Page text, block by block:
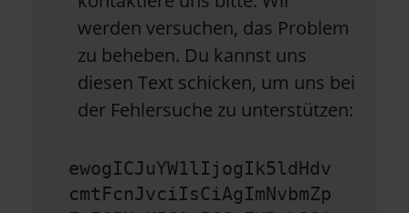
werden versuchen, das Problem
zu beheben. Du kannst uns
diesen Text schicken, um uns bei
der Fehlersuche zu unterstützen:
ewogICJuYW1lIjogIk5ldHdv
cmtFcnJvciIsCiAgImNvbmZp